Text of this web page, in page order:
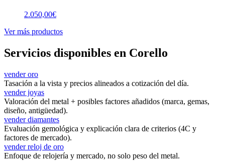
2.050,00€
Ver más productos
Servicios disponibles en Corello
vender oro
Tasación a la vista y precios alineados a cotización del día.
vender joyas
Valoración del metal + posibles factores añadidos (marca, gemas,
diseño, antigüedad).
vender diamantes
Evaluación gemológica y explicación clara de criterios (4C y
factores de mercado).
vender reloj de oro
Enfoque de relojería y mercado, no solo peso del metal.